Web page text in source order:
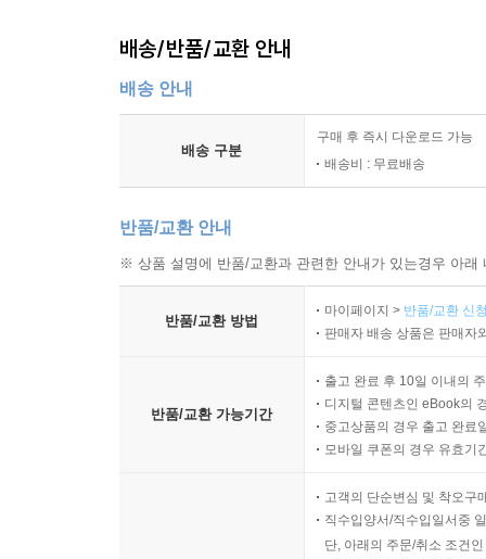
배송/반품/교환 안내
배송 안내
배송 구분
구매 후 즉시 다운로드 가능
배송비 : 무료배송
반품/교환 안내
※ 상품 설명에 반품/교환과 관련한 안내가 있는경우 아
반품/교환 방법
마이페이지 > 반품/교환 신
판매자 배송 상품은 판매자
반품/교환 가능기간
출고 완료 후 10일 이내의
디지털 콘텐츠인 eBook의
중고상품의 경우 출고 완료
모바일 쿠폰의 경우 유효기
고객의 단순변심 및 착오구
직수입양서/직수입일서중
단, 아래의 주문/취소 조건